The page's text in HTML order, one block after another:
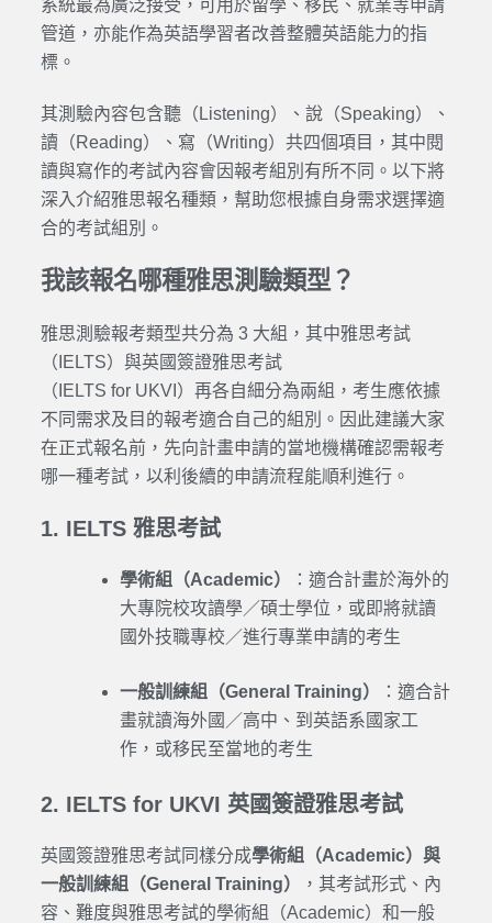
系統最為廣泛接受，可用於留學、移民、就業等申請
管道，亦能作為英語學習者改善整體英語能力的指
標。
其測驗內容包含聽（Listening）、說（Speaking）、
讀（Reading）、寫（Writing）共四個項目，其中閱
讀與寫作的考試內容會因報考組別有所不同。以下將
深入介紹雅思報名種類，幫助您根據自身需求選擇適
合的考試組別。
我該報名哪種雅思測驗類型？
雅思測驗報考類型共分為 3 大組，其中雅思考試
（IELTS）與英國簽證雅思考試
（IELTS for UKVI）再各自細分為兩組，考生應依據
不同需求及目的報考適合自己的組別。因此建議大家
在正式報名前，先向計畫申請的當地機構確認需報考
哪一種考試，以利後續的申請流程能順利進行。
1. IELTS 雅思考試
學術組（Academic）
：適合計畫於海外的
大專院校攻讀學／碩士學位，或即將就讀
國外技職專校／進行專業申請的考生
一般訓練組（General Training）
：適合計
畫就讀海外國／高中、到英語系國家工
作，或移民至當地的考生
2. IELTS for UKVI 英國簽證雅思考試
英國簽證雅思考試同樣分成學術組（Academic）與
一般訓練組（General Training）
，其考試形式、內
容、難度與雅思考試的學術組（Academic）和一般